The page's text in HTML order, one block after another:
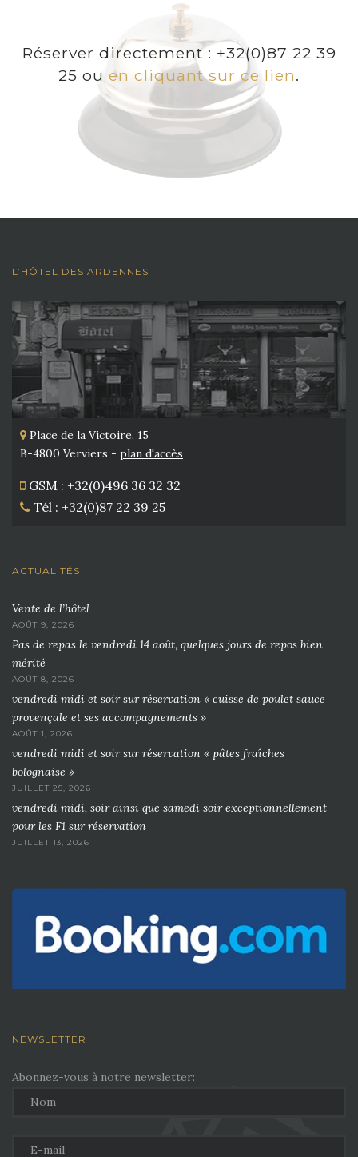
Réserver directement : +32(0)87 22 39
25 ou en cliquant sur ce lien.
L’HÔTEL DES ARDENNES
Place de la Victoire, 15
B-4800 Verviers - plan d'accès
GSM : +32(0)496 36 32 32
Tél : +32(0)87 22 39 25
ACTUALITÉS
Vente de l’hôtel
AOÛT 9, 2026
Pas de repas le vendredi 14 août, quelques jours de repos bien
mérité
AOÛT 8, 2026
vendredi midi et soir sur réservation « cuisse de poulet sauce
provençale et ses accompagnements »
AOÛT 1, 2026
vendredi midi et soir sur réservation « pâtes fraîches
bolognaise »
JUILLET 25, 2026
vendredi midi, soir ainsi que samedi soir exceptionnellement
pour les F1 sur réservation
JUILLET 13, 2026
NEWSLETTER
Abonnez-vous à notre newsletter: